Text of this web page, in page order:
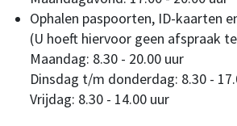
Ophalen paspoorten, ID-kaarten
(U hoeft hiervoor geen afspraak
Maandag: 8.30 - 20.00 uur
Dinsdag t/m donderdag: 8.30 -
Vrijdag: 8.30 - 14.00 uur